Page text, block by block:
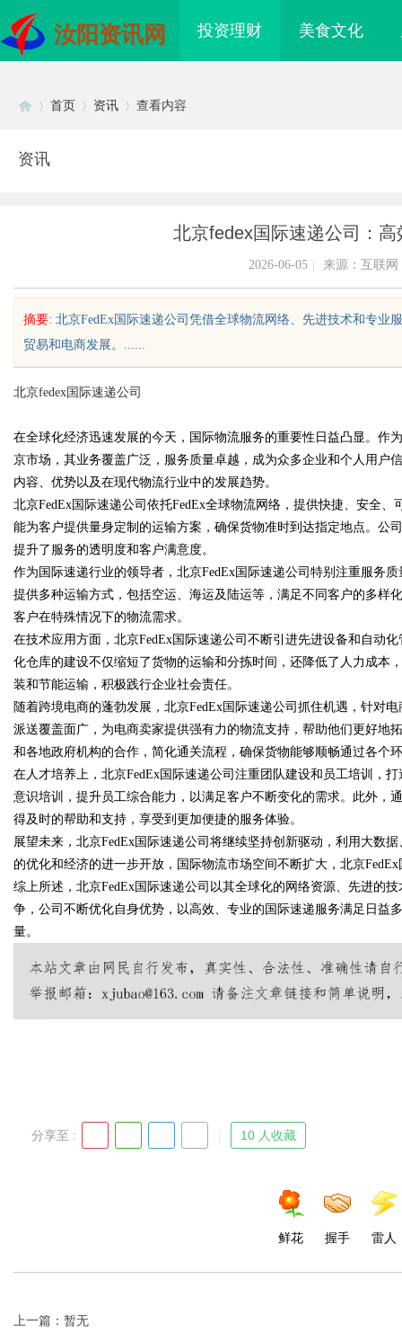
汝阳资讯网 投资理财 美食文化
uz
!
Bo
首页 资讯 查看内容
资讯
北京fedex国际速递公司：
2026-06-05 来源：互联网
摘要: 北京FedEx国际速递公司凭借全球物流网络、先进技术和专
贸易和电商发展。......
北京fedex国际速递公司
在全球化经济迅速发展的今天，国际物流服务的重要性日益凸显。作
京市场，其业务覆盖广泛，服务质量卓越，成为众多企业和个人用户
内容、优势以及在现代物流行业中的发展趋势。
北京FedEx国际速递公司依托FedEx全球物流网络，提供快捷、安全
能为客户提供量身定制的运输方案，确保货物准时到达指定地点。公
提升了服务的透明度和客户满意度。
作为国际速递行业的领导者，北京FedEx国际速递公司特别注重服务
提供多种运输方式，包括空运、海运及陆运等，满足不同客户的多样
客户在特殊情况下的物流需求。
在技术应用方面，北京FedEx国际速递公司不断引进先进设备和自动
化仓库的建设不仅缩短了货物的运输和分拣时间，还降低了人力成本
装和节能运输，积极践行企业社会责任。
随着跨境电商的蓬勃发展，北京FedEx国际速递公司抓住机遇，针对
派送覆盖面广，为电商卖家提供强有力的物流支持，帮助他们更好地
和各地政府机构的合作，简化通关流程，确保货物能够顺畅通过各个
在人才培养上，北京FedEx国际速递公司注重团队建设和员工培训，
意识培训，提升员工综合能力，以满足客户不断变化的需求。此外，
得及时的帮助和支持，享受到更加便捷的服务体验。
展望未来，北京FedEx国际速递公司将继续坚持创新驱动，利用大数
的优化和经济的进一步开放，国际物流市场空间不断扩大，北京
综上所述，北京FedEx国际速递公司以其全球化的网络资源、先进的
争，公司不断优化自身优势，以高效、专业的国际速递服务满足日益
量。
分享至 : 10 人收藏
鲜花 握手 雷人
上一篇：暂无
星载存储方案选购指